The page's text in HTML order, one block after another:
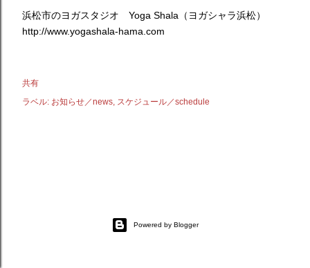
浜松市のヨガスタジオ Yoga Shala（ヨガシャラ浜松）
http://www.yogashala-hama.com
共有
ラベル: お知らせ／news スケジュール／schedule
Powered by Blogger